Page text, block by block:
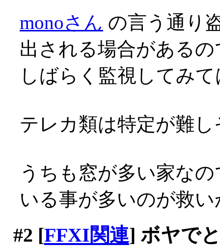
monoさん の言う通り
出される場合があるの
しばらく監視してみ
テレカ類は特定が難
うちも窓が多い家な
いる事が多いのが救
#2 [FFXI関連] ボヤで